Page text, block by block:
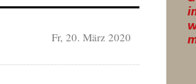
Fr, 20. März 2020